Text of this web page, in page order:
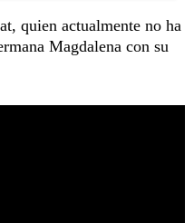
quien actualmente no ha
Magdalena con su